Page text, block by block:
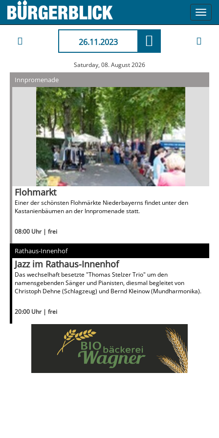
26.11.2023
Saturday, 08. August 2026
Innpromenade
Flohmarkt
Einer der schönsten Flohmärkte Niederbayerns findet unter den
Kastanienbäumen an der Innpromenade statt.
08:00 Uhr | frei
Rathaus-Innenhof
Jazz im Rathaus-Innenhof
Das wechselhaft besetzte "Thomas Stelzer Trio" um den
namensgebenden Sänger und Pianisten, diesmal begleitet von
Christoph Dehne (Schlagzeug) und Bernd Kleinow (Mundharmonika).
20:00 Uhr | frei